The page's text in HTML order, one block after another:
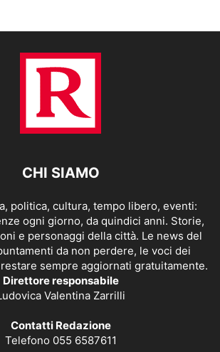
CHI SIAMO
politica, cultura, tempo libero, eventi:
ogni giorno, da quindici anni. Storie,
e personaggi della città. Le news del
da non perdere, le voci dei
sempre aggiornati gratuitamente.
Direttore responsabile
Valentina Zarrilli
Contatti Redazione
Telefono 055 6587611